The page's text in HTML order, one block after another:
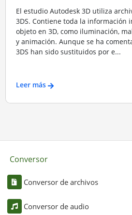
El estudio Autodesk 3D utiliza
3DS. Contiene toda la información
objeto en 3D, como iluminación,
y animación. Aunque se ha
3DS han sido sustituidos por e...
Leer más
Conversor
Conversor de archivos
Conversor de audio